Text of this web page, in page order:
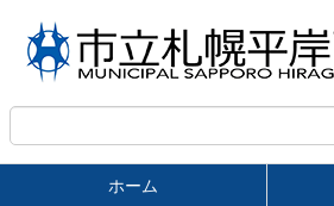
ホーム